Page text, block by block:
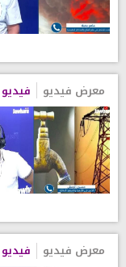
معرض فيديو فيديو
معرض فيديو فيديو